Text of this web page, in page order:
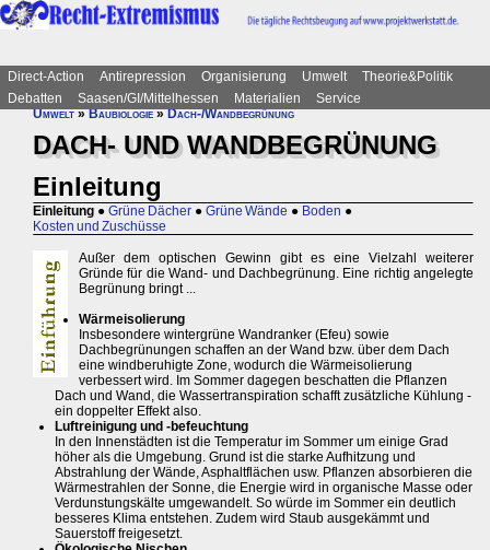
Direct-Action Antirepression Organisierung Umwelt
Theorie&Politik
Debatten
Saasen/GI/Mittelhessen Materialien
Service
Umwelt»Baubiologie»Dach-/Wandbegrünung
DACH- UND WANDBEGRÜNUNG
Einleitung
Einleitung ● Grüne Dächer ● Grüne Wände ● Boden ●
Kosten und Zuschüsse
Außer dem optischen Gewinn gibt es eine Vielzahl weiterer
Gründe für die Wand- und Dachbegrünung. Eine richtig angelegte
Begrünung bringt ...
Wärmeisolierung
Insbesondere wintergrüne Wandranker (Efeu) sowie
Dachbegrünungen schaffen an der Wand bzw. über dem Dach
eine windberuhigte Zone, wodurch die Wärmeisolierung
verbessert wird. Im Sommer dagegen beschatten die Pflanzen
Dach und Wand, die Wassertranspiration schafft zusätzliche Kühlung -
ein doppelter Effekt also.
Luftreinigung und -befeuchtung
In den Innenstädten ist die Temperatur im Sommer um einige Grad
höher als die Umgebung. Grund ist die starke Aufhitzung und
Abstrahlung der Wände, Asphaltflächen usw. Pflanzen absorbieren die
Wärmestrahlen der Sonne, die Energie wird in organische Masse oder
Verdunstungskälte umgewandelt. So würde im Sommer ein deutlich
besseres Klima entstehen. Zudem wird Staub ausgekämmt und
Sauerstoff freigesetzt.